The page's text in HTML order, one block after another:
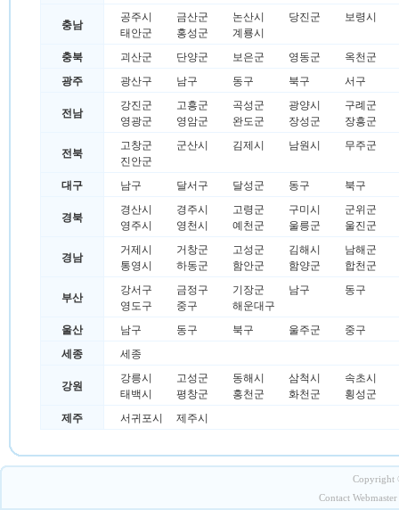
충남
공주시 금산군 논산시 당진군
보령시
태안군
홍성군
계룡시
충북
괴산군 단양군 보은군 영동군
옥천군
광주
광산구 남구 동구 북구 서구
전남
강진군 고흥군 곡성군 광양시
구례군
영광군
영암군 완도군 장성군 장흥군
전북
고창군 군산시 김제시 남원시
무주군
진안군
대구
남구 달서구 달성군 동구 북구
경북
경산시 경주시 고령군 구미시
군위군
영주시
영천시 예천군 울릉군 울진군
경남
거제시 거창군 고성군 김해시
남해군
통영시
하동군 함안군 함양군 합천군
부산
강서구 금정구 기장군 남구
동구
영도구
중구
해운대구
울산
남구 동구 북구 울주군
중구
세종
세종
강원
강릉시 고성군 동해시 삼척시
속초시
태백시
평창군 홍천군 화천군
횡성군
제주
서귀포시 제주시
Copyright
Contact